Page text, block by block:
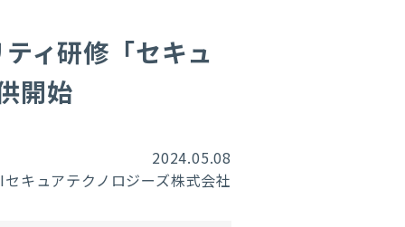
ィ研修「セキュ
開始
2024.05.08
セキュアテクノロジーズ株式会社